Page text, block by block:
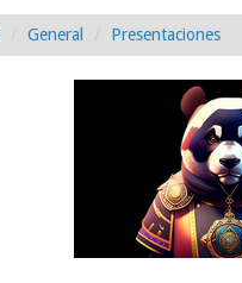
General Presentaciones